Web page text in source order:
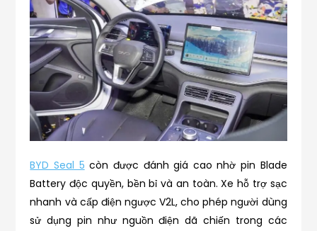
BYD Seal 5 còn được đánh giá cao nhờ pin Blade
Battery độc quyền, bền bỉ và an toàn. Xe hỗ trợ sạc
nhanh và cấp điện ngược V2L, cho phép người dùng
sử dụng pin như nguồn điện dã chiến trong các